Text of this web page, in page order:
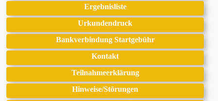
Ergebnisliste
Urkundendruck
Bankverbindung Startgebühr
Kontakt
Teilnahmeerklärung
Hinweise/Störungen